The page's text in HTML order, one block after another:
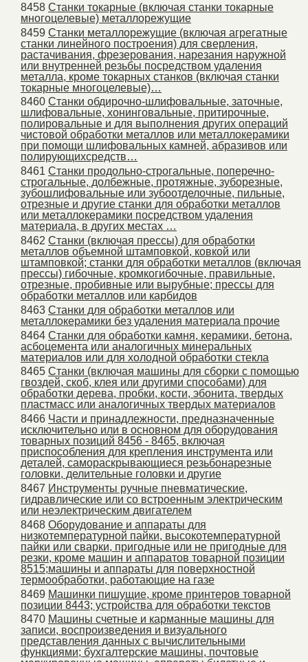
8458 Станки токарные (включая станки токарные
многоцелевые) металлорежущие
8459 Станки металлорежущие (включая агрегатные
станки линейного построения) для сверления,
растачивания, фрезерования, нарезания наружной
или внутренней резьбы посредством удаления
металла, кроме токарных станков (включая станки
токарные многоцелевые)…
8460 Станки обдирочно-шлифовальные, заточные,
шлифовальные, хонинговальные, притирочные,
полировальные и для выполнения других операций
чистовой обработки металлов или металлокерамики
при помощи шлифовальных камней, абразивов или
полирующихсредств…
8461 Станки продольно-строгальные, поперечно-
строгальные, долбежные, протяжные, зуборезные,
зубошлифовальные или зубоотделочные, пильные,
отрезные и другие станки для обработки металлов
или металлокерамики посредством удаления
материала, в других местах …
8462 Станки (включая прессы) для обработки
металлов объемной штамповкой, ковкой или
штамповкой; станки для обработки металлов (включая
прессы) гибочные, кромкогибочные, правильные,
отрезные, пробивные или вырубные; прессы для
обработки металлов или карбидов
8463 Станки для обработки металлов или
металлокерамики без удаления материала прочие
8464 Станки для обработки камня, керамики, бетона,
асбоцемента или аналогичных минеральных
материалов или для холодной обработки стекла
8465 Станки (включая машины для сборки с помощью
гвоздей, скоб, клея или другими способами) для
обработки дерева, пробки, кости, эбонита, твердых
пластмасс или аналогичных твердых материалов
8466 Части и принадлежности, предназначенные
исключительно или в основном для оборудования
товарных позиций 8456 - 8465, включая
приспособления для крепления инструмента или
деталей, самораскрывающиеся резьбонарезные
головки, делительные головки и другие
8467 Инструменты ручные пневматические,
гидравлические или со встроенным электрическим
или неэлектрическим двигателем
8468 Оборудование и аппараты для
низкотемпературной пайки, высокотемпературной
пайки или сварки, пригодные или не пригодные для
резки, кроме машин и аппаратов товарной позиции
8515;машины и аппараты для поверхностной
термообработки, работающие на газе
8469 Машинки пишущие, кроме принтеров товарной
позиции 8443; устройства для обработки текстов
8470 Машины счетные и карманные машины для
записи, воспроизведения и визуального
представления данных с вычислительными
функциями; бухгалтерские машины, почтовые